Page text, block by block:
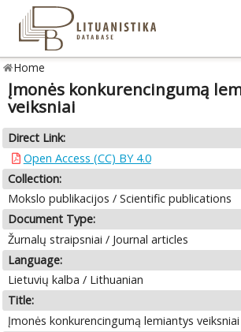
Home
Įmonės konkurencingumą
veiksniai
Direct Link:
Open Access (CC) BY 4.0
Collection:
Mokslo publikacijos / Scientific publications
Document Type:
Žurnalų straipsniai / Journal articles
Language:
Lietuvių kalba / Lithuanian
Title:
Įmonės konkurencingumą lemiantys veiksniai